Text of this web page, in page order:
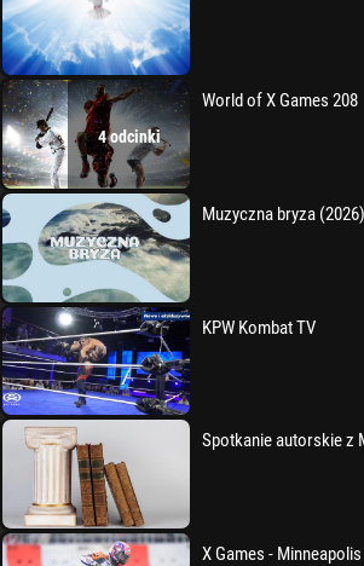
4 odcinki
World of X Games 208
Muzyczna bryza (2026)
KPW Kombat TV
Spotkanie autorskie z
X Games -